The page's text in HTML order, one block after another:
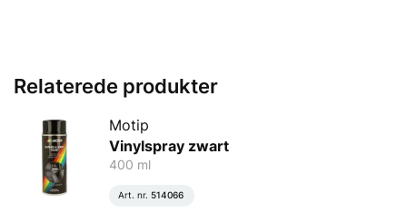
Relaterede produkter
Motip
Vinylspray zwart
400 ml
Art. nr. 514066